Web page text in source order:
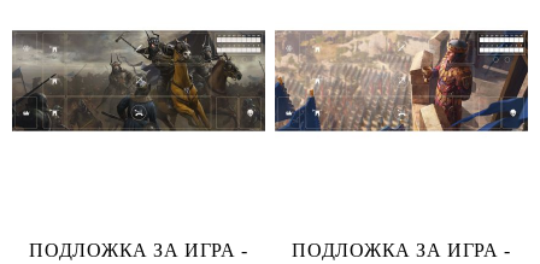
ПОДЛОЖКА ЗА ИГРА -
ПОДЛОЖКА ЗА ИГРА -